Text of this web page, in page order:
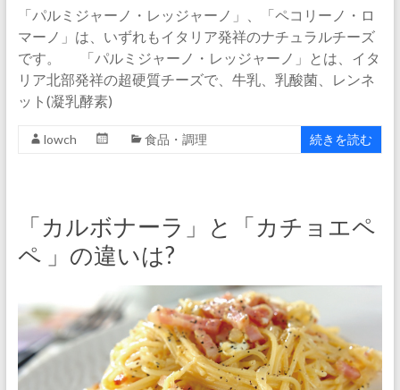
「パルミジャーノ・レッジャーノ」、「ペコリーノ・ロ
マーノ」は、いずれもイタリア発祥のナチュラルチーズ
です。 「パルミジャーノ・レッジャーノ」とは、イタ
リア北部発祥の超硬質チーズで、牛乳、乳酸菌、レンネ
ット(凝乳酵素)
lowch 食品・調理 続きを読む
「カルボナーラ」と「カチョエペ
ペ 」の違いは?